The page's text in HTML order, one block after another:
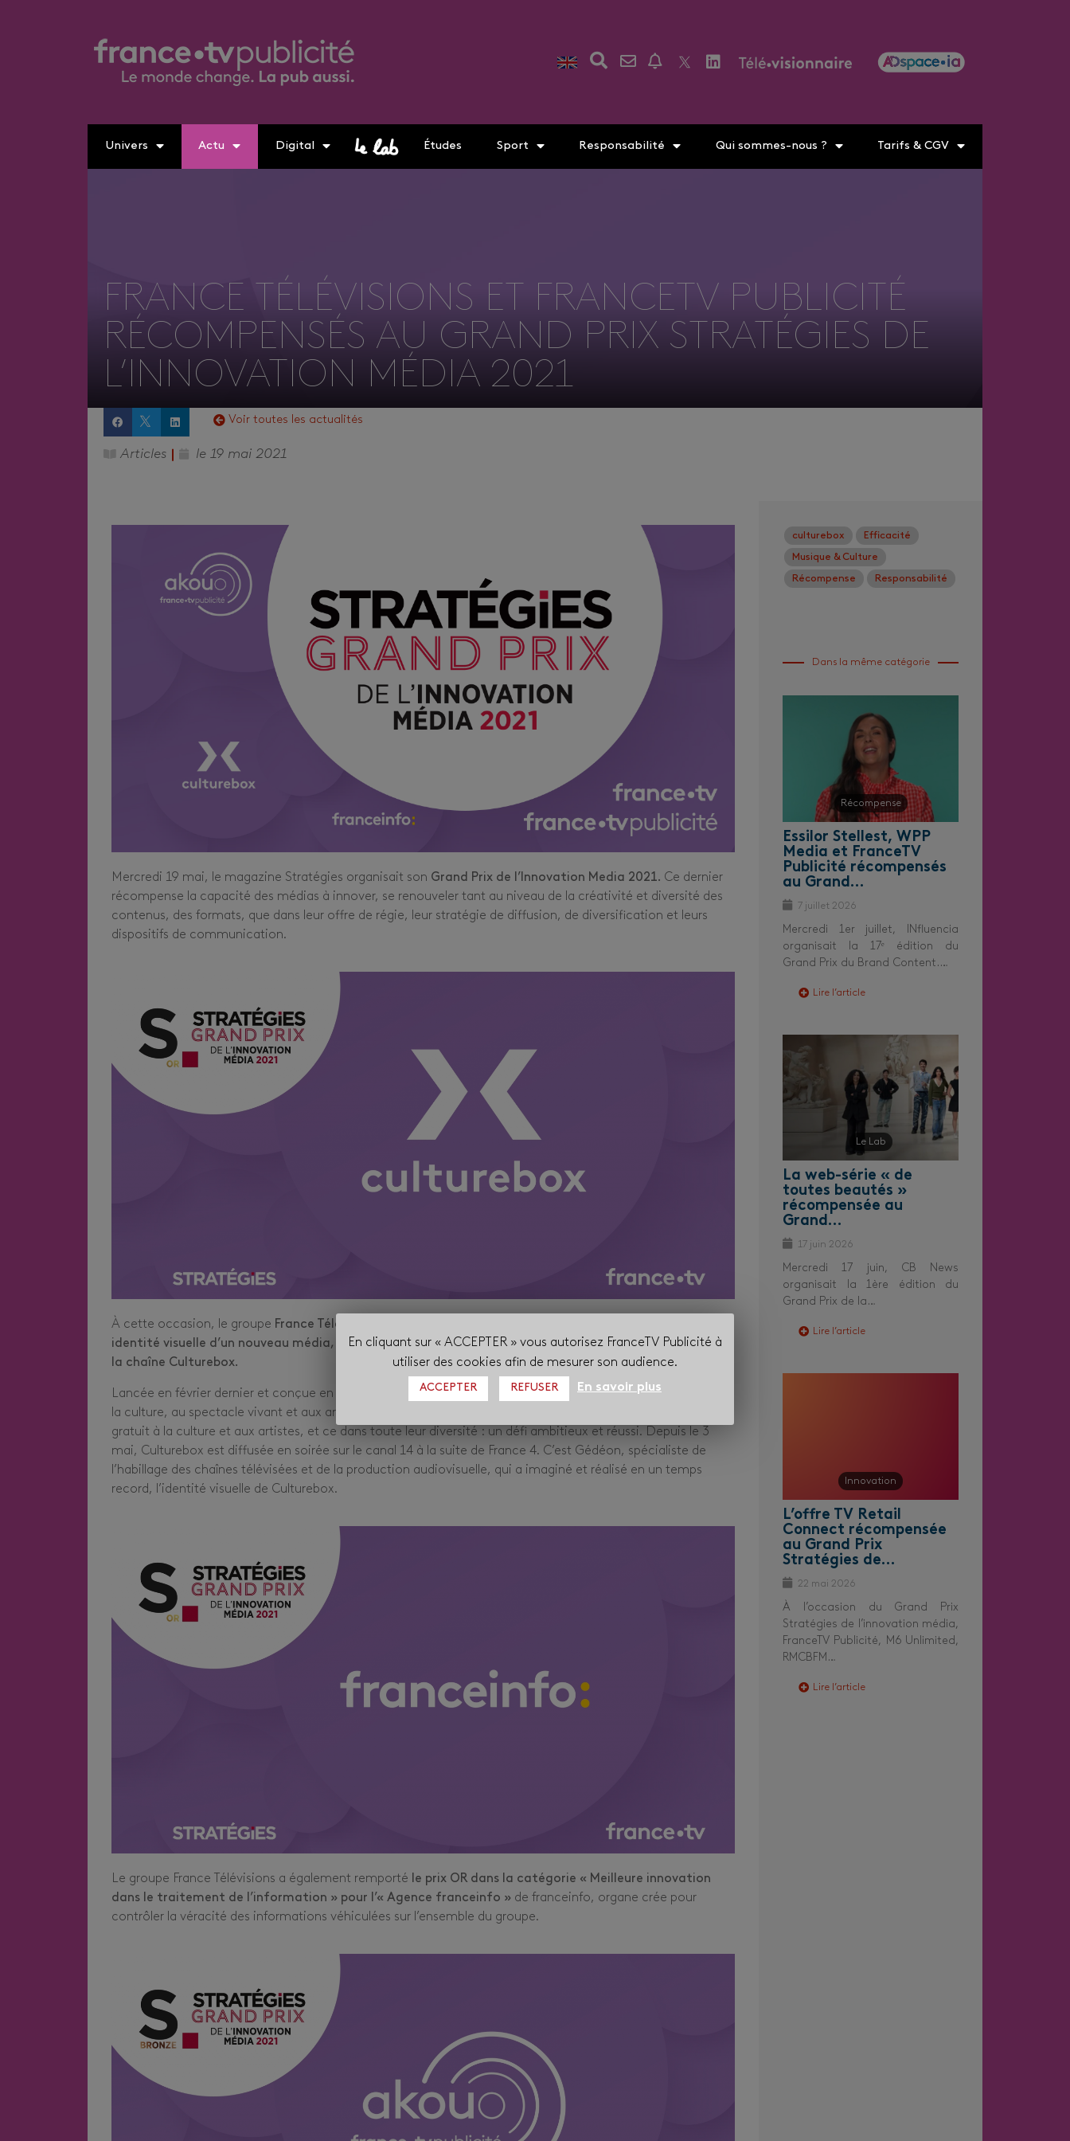
Univers Actu Digital Études Sport Responsabilité Qui sommes-nous ? Tarifs & CGV
FRANCE TÉLÉVISIONS ET FRANCETV PUBLICITÉ
RÉCOMPENSÉS AU GRAND PRIX STRATÉGIES DE
L’INNOVATION MÉDIA 2021
Voir toutes les actualités
Articles le 19 mai 2021
Mercredi 19 mai, le magazine Stratégies organisait son Grand Prix de l’Innovation Media 2021. Ce dernier
récompense la capacité des médias à innover, se renouveler tant au niveau de la créativité et diversité des
contenus, des formats, que dans leur offre de régie, leur stratégie de diffusion, de diversification et leurs
dispositifs de communication.
À cette occasion, le groupe France Télévisions a remporté le prix OR dans la catégorie « Meilleure
identité visuelle d’un nouveau média, nouvelle identité d’un média existant, meilleur habillage » grâce à
la chaîne Culturebox.
Lancée en février dernier et conçue en à peine 2 semaines, Culturebox, la chaîne éphémère 100% dédiée à
la culture, au spectacle vivant et aux artistes, avait pour mission d’offrir à tous les publics un accès direct et
gratuit à la culture et aux artistes, et ce dans toute leur diversité : un défi ambitieux et réussi. Depuis le 3
mai, Culturebox est diffusée en soirée sur le canal 14 à la suite de France 4. C’est Gédéon, spécialiste de
l’habillage des chaînes télévisées et de la production audiovisuelle, qui a imaginé et réalisé en un temps
record, l’identité visuelle de Culturebox.
Le groupe France Télévisions a également remporté
le prix OR dans la catégorie « Meilleure innovation
dans le traitement de l’information » pour l’« Agence franceinfo » de franceinfo, organe crée pour
contrôler la véracité des informations véhiculées sur l’ensemble du groupe.
culturebox Efficacité
Musique & Culture
Récompense Responsabilité
Dans la même catégorie
Récompense
Essilor Stellest, WPP
Media et FranceTV
Publicité récompensés
au Grand…
7 juillet 2026
Mercredi 1er juillet, INfluencia
organisait la 17ᵉ édition du
Grand Prix du Brand Content.…
Lire l’article
Le Lab
La web-série « de
toutes beautés »
récompensée au
Grand…
17 juin 2026
Mercredi 17 juin, CB News
organisait la 1ère édition du
Grand Prix de la…
Lire l’article
Innovation
L’offre TV Retail
Connect récompensée
au Grand Prix
Stratégies de…
22 mai 2026
À l’occasion du Grand Prix
Stratégies de l’innovation média,
FranceTV Publicité, M6 Unlimited,
RMCBFM…
Lire l’article
En cliquant sur « ACCEPTER » vous autorisez FranceTV Publicité à
utiliser des cookies afin de mesurer son audience.
ACCEPTER REFUSER En savoir plus